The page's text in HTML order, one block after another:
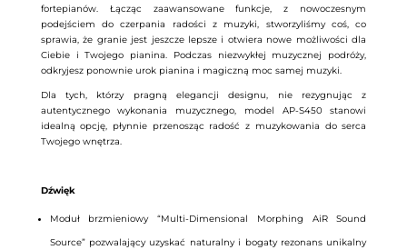
fortepianów. Łącząc zaawansowane funkcje, z nowoczesnym
podejściem do czerpania radości z muzyki, stworzyliśmy coś, co
sprawia, że granie jest jeszcze lepsze i otwiera nowe możliwości dla
Ciebie i Twojego pianina. Podczas niezwykłej muzycznej podróży,
odkryjesz ponownie urok pianina i magiczną moc samej muzyki.
Dla tych, którzy pragną elegancji designu, nie rezygnując z
autentycznego wykonania muzycznego, model AP-S450 stanowi
idealną opcję, płynnie przenosząc radość z muzykowania do serca
Twojego wnętrza.
Dźwięk
Moduł brzmieniowy “Multi-Dimensional Morphing AiR Sound
Source” pozwalający uzyskać naturalny i bogaty rezonans unikalny